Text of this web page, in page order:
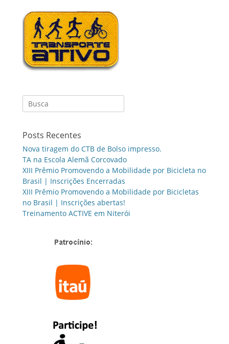
Search
for:
Posts Recentes
Nova tiragem do CTB de Bolso impresso.
TA na Escola Alemã Corcovado
XIII Prêmio Promovendo a Mobilidade por Bicicleta no
Brasil | Inscrições Encerradas
XIII Prêmio Promovendo a Mobilidade por Bicicletas
no Brasil | Inscrições abertas!
Treinamento ACTIVE em Niterói